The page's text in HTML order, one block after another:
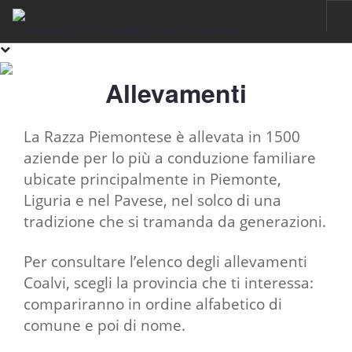
RAZZA PIEMONTESE
LA CARNE
IGP VITELLONI PIEMONTESI DELLA COSCIA
CERTIFICAZIONE
SOSTENIBILITÀ
FILIERA
ALLEVAMENTI
LABORATORI
Allevamenti
La Razza Piemontese è allevata in 1500
aziende per lo più a conduzione familiare
ubicate principalmente in Piemonte,
Liguria e nel Pavese, nel solco di una
tradizione che si tramanda da generazioni.
Per consultare l’elenco degli allevamenti
Coalvi, scegli la provincia che ti interessa:
compariranno in ordine alfabetico di
comune e poi di nome.